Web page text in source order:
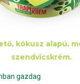
kókusz alapú,
szendvicskrém.
gazdag